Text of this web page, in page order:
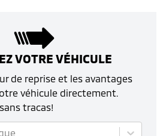
VOTRE VÉHICULE
de reprise et les avantages
véhicule directement.
tracas!